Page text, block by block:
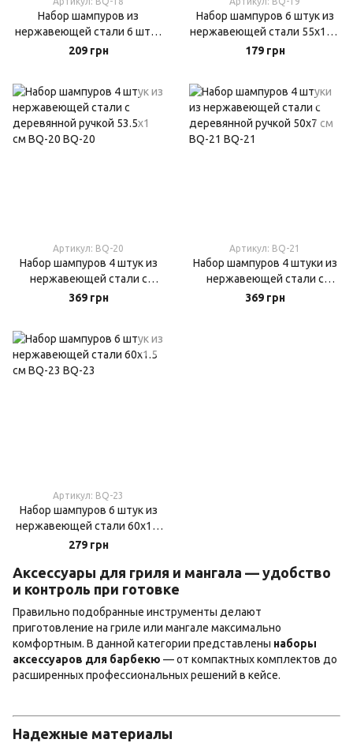
Набор шампуров из
нержавеющей стали 6 штук
60х1.2 см BQ-18
209 грн
Набор шампуров 6 штук из
нержавеющей стали 55x1см
BQ-19
179 грн
Артикул: BQ-20
Набор шампуров 4 штук из
нержавеющей стали с
деревянной ручкой 53.5х1
369 грн
Артикул: BQ-21
Набор шампуров 4 штуки из
нержавеющей стали с
деревянной ручкой 50х7 см
369 грн
Артикул: BQ-23
Набор шампуров 6 штук из
нержавеющей стали 60х1.5
см BQ-23
279 грн
Аксессуары для гриля и мангала — удобство
и контроль при готовке
Правильно подобранные инструменты делают
приготовление на гриле или мангале максимально
комфортным. В данной категории представлены наборы
аксессуаров для барбекю — от компактных комплектов до
расширенных профессиональных решений в кейсе.
Надежные материалы